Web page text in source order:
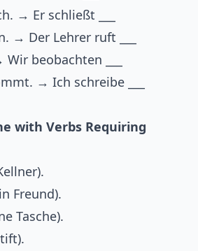
→ Er schließt ___
→ Der Lehrer ruft ___
beobachten ___
→ Ich schreibe ___
with Verbs Requiring
Freund).
Tasche).